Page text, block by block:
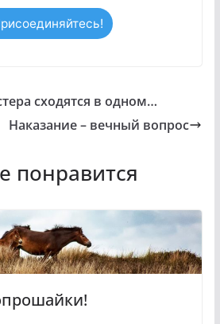
сходятся в одном…
Наказание – вечный вопрос
понравится